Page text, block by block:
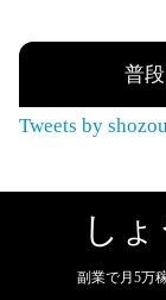
普
Tweets by
し
副業で月5万